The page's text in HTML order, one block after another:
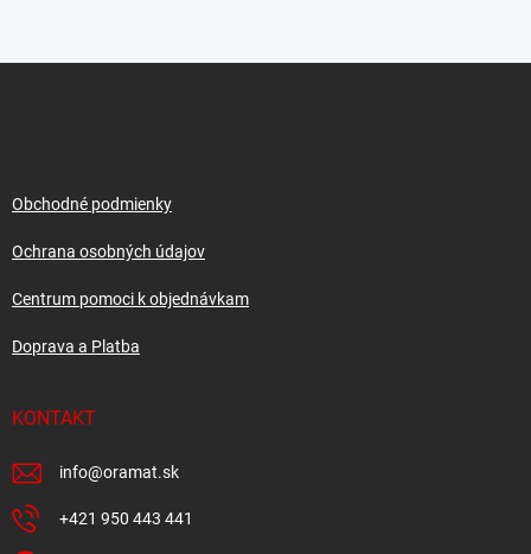
Obchodné podmienky
Ochrana osobných údajov
Centrum pomoci k objednávkam
Doprava a Platba
KONTAKT
info@oramat.sk
+421 950 443 441